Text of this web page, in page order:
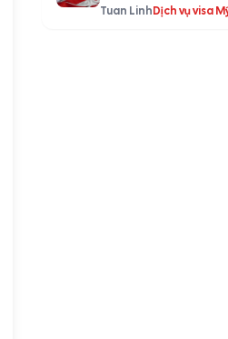
Tuan LinhDịch vụ visa